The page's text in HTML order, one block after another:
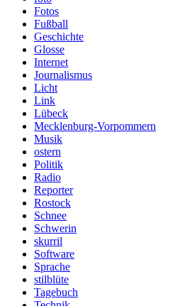
Fotos
Fußball
Geschichte
Glosse
Internet
Journalismus
Licht
Link
Lübeck
Mecklenburg-Vorpommern
Musik
ostern
Politik
Radio
Reporter
Rostock
Schnee
Schwerin
skurril
Software
Sprache
stilblüte
Tagebuch